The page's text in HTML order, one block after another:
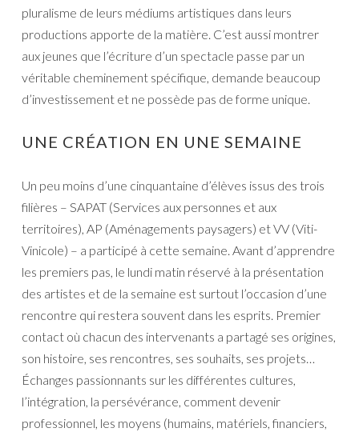
pluralisme de leurs médiums artistiques dans leurs
productions apporte de la matière. C’est aussi montrer
aux jeunes que l’écriture d’un spectacle passe par un
véritable cheminement spécifique, demande beaucoup
d’investissement et ne possède pas de forme unique.
UNE CRÉATION EN UNE SEMAINE
Un peu moins d’une cinquantaine d’élèves issus des trois
filières – SAPAT (Services aux personnes et aux
territoires), AP (Aménagements paysagers) et VV (Viti-
Vinicole) – a participé à cette semaine. Avant d’apprendre
les premiers pas, le lundi matin réservé à la présentation
des artistes et de la semaine est surtout l’occasion d’une
rencontre qui restera souvent dans les esprits. Premier
contact où chacun des intervenants a partagé ses origines,
son histoire, ses rencontres, ses souhaits, ses projets…
Échanges passionnants sur les différentes cultures,
l’intégration, la persévérance, comment devenir
professionnel, les moyens (humains, matériels, financiers,